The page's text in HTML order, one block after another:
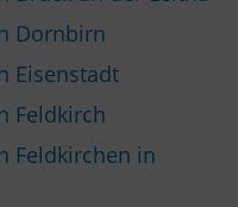
Dornbirn
Eisenstadt
Feldkirch
Feldkirchen in